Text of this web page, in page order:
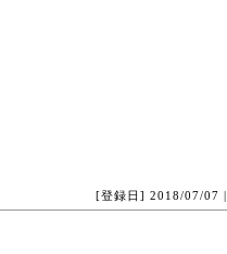
[登録日] 2018/07/07 |